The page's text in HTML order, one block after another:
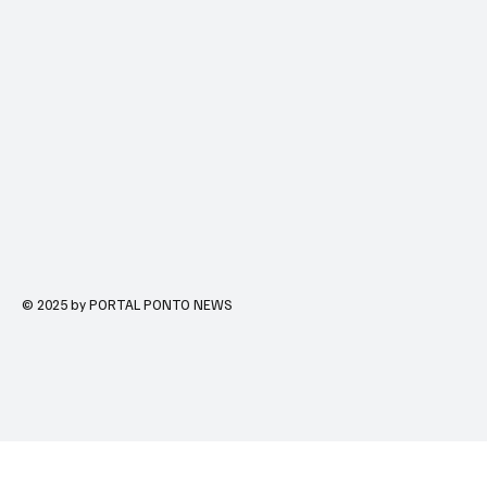
© 2025 by PORTAL PONTO NEWS